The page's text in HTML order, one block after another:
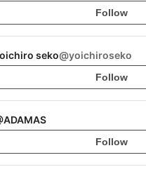
Follow
seko@yoichiroseko
Follow
ADAMAS
Follow